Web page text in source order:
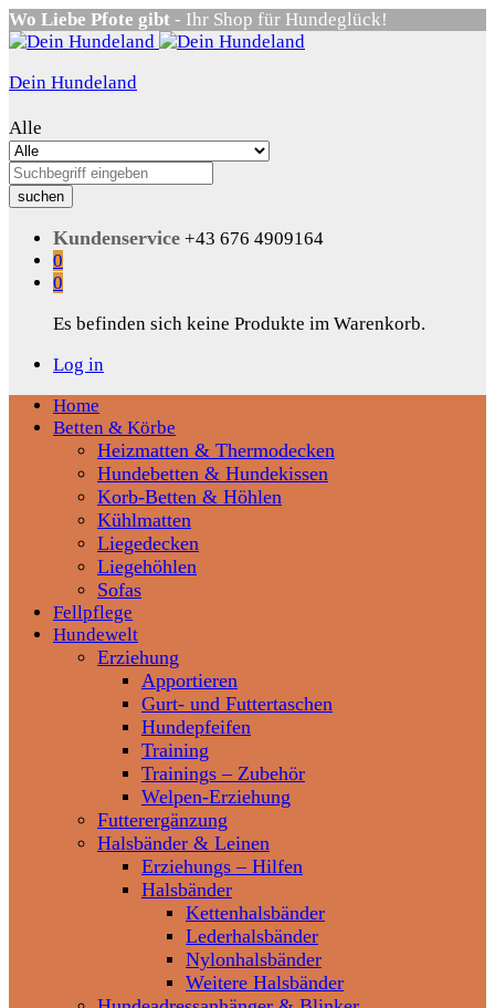
Wo Liebe Pfote gibt - Ihr Shop für Hundeglück!
Dein Hundeland
Alle
suchen
Kundenservice +43 676 4909164
0
0
Es befinden sich keine Produkte im Warenkorb.
Log in
Home
Betten & Körbe
Heizmatten & Thermodecken
Hundebetten & Hundekissen
Korb-Betten & Höhlen
Kühlmatten
Liegedecken
Liegehöhlen
Sofas
Fellpflege
Hundewelt
Erziehung
Apportieren
Gurt- und Futtertaschen
Hundepfeifen
Training
Trainings – Zubehör
Welpen-Erziehung
Futterergänzung
Halsbänder & Leinen
Erziehungs – Hilfen
Halsbänder
Kettenhalsbänder
Lederhalsbänder
Nylonhalsbänder
Weitere Halsbänder